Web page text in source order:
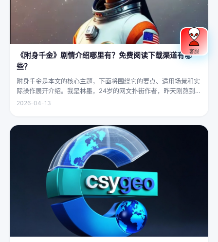
《附身千金》剧情介绍哪里有？免费阅读下载渠道有哪
些？
附身千金是本文的核心主题，下面将围绕它的要点、适用场景和实
际操作展开介绍。我是林墨，24岁的网文扑街作者，昨天刚熬到凌
晨四点赶完一本豪门甜宠文的大纲，揉着发酸的眼睛扑上床就睡，
2026-04-13
客服